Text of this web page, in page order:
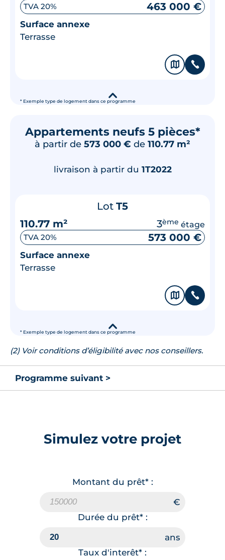
* Exemple type de logement dans ce programme
TVA 20% 463 000 €
Surface annexe
Terrasse
🗞 📞
▾
Appartements neufs 5 pièces*
à partir de 573 000 € de 110.77 m²
* Exemple type de logement dans ce programme
livraison à partir du 1T2022
Lot T5
110.77 m²
3ème étage
TVA 20% 573 000 €
Surface annexe
Terrasse
🗞 📞
▾
(2) Voir conditions d’éligibilité avec nos conseillers.
Programme suivant >
Simulez votre projet
Montant du prêt* :
Durée du prêt* :
Taux d'interêt* :